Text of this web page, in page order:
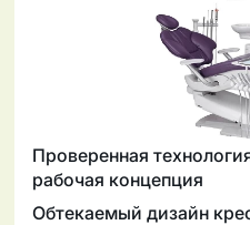
Проверенная
рабочая концепция
Обтекаемый дизайн